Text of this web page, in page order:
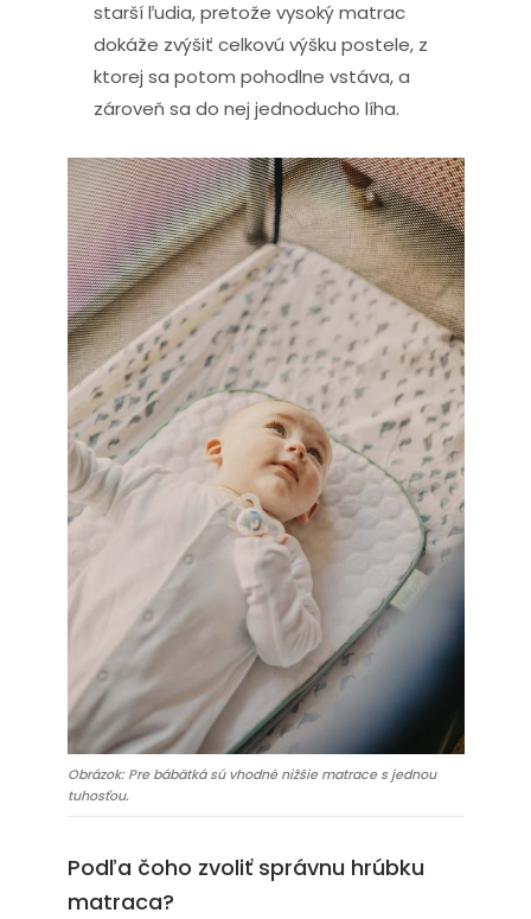
starší ľudia, pretože vysoký matrac
dokáže zvýšiť celkovú výšku postele, z
ktorej sa potom pohodlne vstáva, a
zároveň sa do nej jednoducho líha.
Obrázok: Pre bábätká sú vhodné nižšie matrace s jednou
tuhosťou.
Podľa čoho zvoliť správnu hrúbku
matraca?